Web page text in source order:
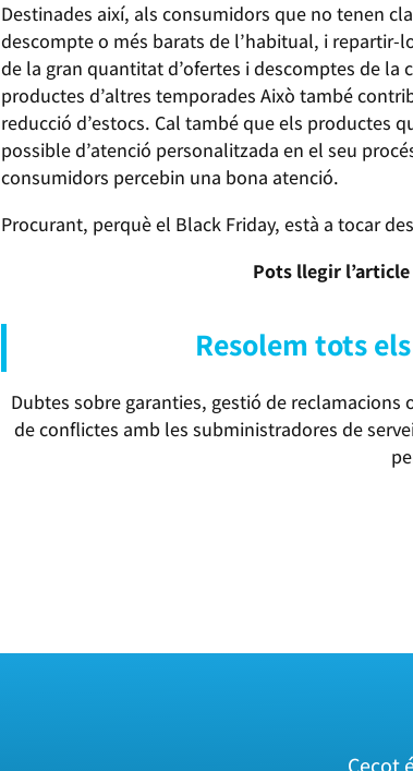
Destinades així, als consumidors que no tenen
descompte o més barats de l’habitual, i
de la gran quantitat d’ofertes i descomptes de
productes d’altres temporades Això també
reducció d’estocs. Cal també que els productes
possible d’atenció personalitzada en el seu
consumidors percebin una bona atenció.
Procurant, perquè el Black Friday, està a tocar
Pots llegir
Resolem tots
Dubtes sobre garanties, gestió de
de conflictes amb les subministradores de